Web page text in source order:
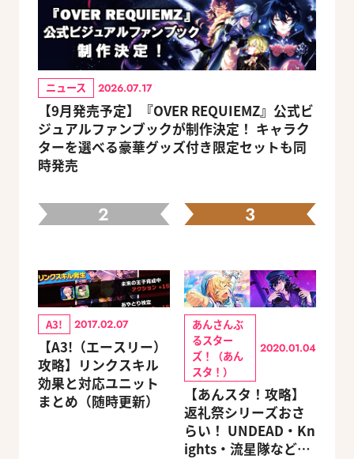
ニュース 2026.07.17
【9月発売予定】『OVER REQUIEMZ』公式ビ
ジュアルファンブックが制作決定！ キャラク
ターを選べる豪華グッズ付き限定セットも同
時発売
2
A3! 2017.02.07
【A3!（エースリー）
攻略】リンクスキル
効果と対応ユニット
まとめ（随時更新）
3
あんさんぶ
るスター
ズ！（あん
スタ！）
2020.01.04
【あんスタ！攻略】
返礼祭シリーズおさ
らい！ UNDEAD・Kn
ights・流星隊など、